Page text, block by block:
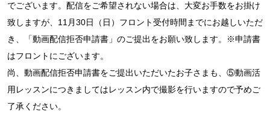
でございます。配信をご希望されない場合は、大変お手数をお掛け
致しますが、11月30日（日）フロント受付時間までにお越しいただ
き、「動画配信拒否申請書」のご提出をお願い致します。※申請書
はフロントにございます。
尚、動画配信拒否申請書をご提出いただいたお子さまも、⑤動画活
用レッスンにつきましてはレッスン内で撮影を行いますので予めご
了承ください。